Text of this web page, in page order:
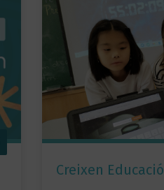
Creixen Educació